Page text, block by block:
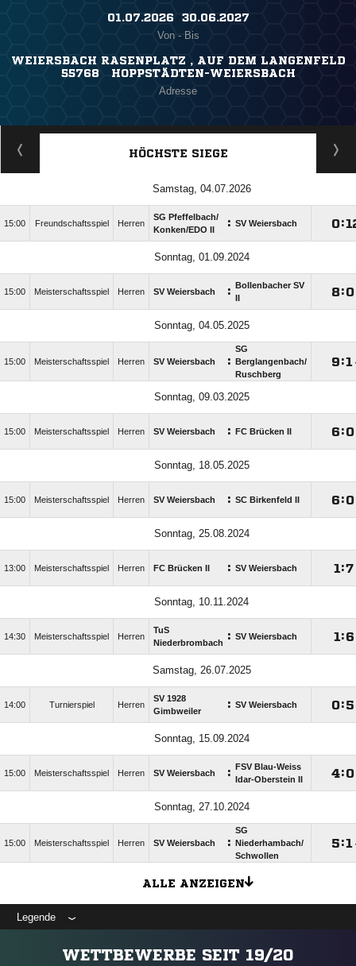
01.07.2026 ​ 30.06.2027
Von - Bis
WEIERSBACH RASENPLATZ , AUF DEM LANGENFELD
55768 HOPPSTÄDTEN-WEIERSBACH
Adresse
HÖCHSTE SIEGE
Samstag, 04.07.2026
15:00 Freundschaftsspiel Herren
SG Pfeffelbach/​
Konken/​EDO II
: SV Weiersbach :
Sonntag, 01.09.2024
15:00 Meisterschaftsspiel Herren SV Weiersbach :
Bollenbacher SV
:
Sonntag, 04.05.2025
15:00 Meisterschaftsspiel Herren SV Weiersbach :
SG
Berglangenbach/​
Ruschberg
:
Sonntag, 09.03.2025
15:00 Meisterschaftsspiel Herren SV Weiersbach : FC Brücken II :
Sonntag, 18.05.2025
15:00 Meisterschaftsspiel Herren SV Weiersbach : SC Birkenfeld II :
Sonntag, 25.08.2024
13:00 Meisterschaftsspiel Herren FC Brücken II : SV Weiersbach :
Sonntag, 10.11.2024
14:30 Meisterschaftsspiel Herren
TuS
Niederbrombach : SV Weiersbach :
Samstag, 26.07.2025
14:00 Turnierspiel Herren
SV 1928
Gimbweiler
: SV Weiersbach :
Sonntag, 15.09.2024
15:00 Meisterschaftsspiel Herren SV Weiersbach :
FSV Blau-Weiss
Idar-Oberstein II
:
Sonntag, 27.10.2024
15:00 Meisterschaftsspiel Herren SV Weiersbach :
SG
Niederhambach/​
Schwollen
:
ALLE ANZEIGEN
Legende
WETTBEWERBE SEIT 19/20